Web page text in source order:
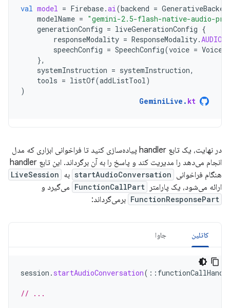
val model = Firebase.ai(backend =
modelName = "gemini-2.5-flash-native-audio-
generationConfig = liveGenerationConfig {
responseModality = ResponseModality.AUDIO
speechConfig = SpeechConfig(voice = Voice
},
systemInstruction = systemInstruction,
tools = listOf(addListTool)
)
GeminiLive . kt
در نهایت، یک تابع handler پیاده‌سازی کنید تا فراخوانی ابزاری که مدل
انجام می‌دهد را مدیریت کند و پاسخ را به آن برگرداند. این تابع handler
هنگام فراخوانی startAudioConversation به LiveSession
ارائه می‌شود، یک پارامتر FunctionCallPart می‌گیرد و
FunctionResponsePart برمی‌گرداند:
کاتلین جاوا
session . startAudioConversation( ::
// ...